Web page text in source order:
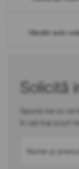
Vânzări auto
Solicită
Spune-ne cu
în cel mai scurt
Nume și